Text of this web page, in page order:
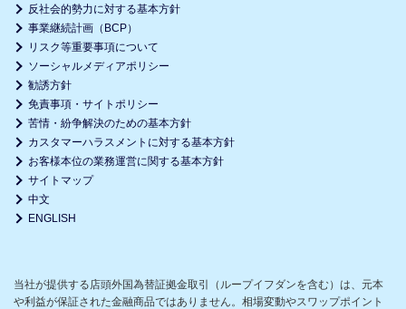
反社会的勢力に対する基本方針
事業継続計画（BCP）
リスク等重要事項について
ソーシャルメディアポリシー
勧誘方針
免責事項・サイトポリシー
苦情・紛争解決のための基本方針
カスタマーハラスメントに対する基本方針
お客様本位の業務運営に関する基本方針
サイトマップ
中文
ENGLISH
当社が提供する店頭外国為替証拠金取引（ループイフダンを含む）は、元本
や利益が保証された金融商品ではありません。相場変動やスワップポイント